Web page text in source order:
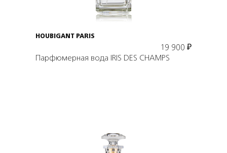
HOUBIGANT PARIS
19 900 ₽
Парфюмерная вода IRIS DES CHAMPS